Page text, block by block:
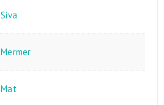
Siva
Mermer
Mat